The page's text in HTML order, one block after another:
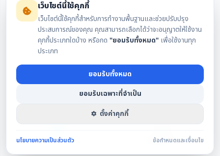
สรุปงบล่าสุด กราฟราคา
IAA Consensus
DCA รายชื่อกรรมการ
เว็บไซต์นี้ใช้คุกกี้
เว็บไซต์นี้ใช้คุกกี้สำหรับการทำงานพื้นฐานและช่วยปรับปรุง
ประสบการณ์ของคุณ คุณสามารถเลือกได้ว่าจะอนุญาตให้ใช้งาน
คุกกี้ประเภทใดบ้าง หรือกด "ยอมรับทั้งหมด" เพื่อใช้งานทุก
ประเภท
ยอมรับทั้งหมด
ยอมรับเฉพาะที่จำเป็น
ตั้งค่าคุกกี้
นโยบายความเป็นส่วนตัว ข้อกำหนดและเงื่อนไข